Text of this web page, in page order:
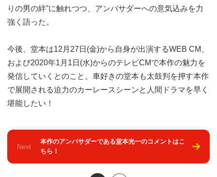
りの男の絆”に触れつつ、アンバサダーへの意気込みを力
強く語った。
今後、堂本は12月27日(金)から自身が出演するWEB CM、
および2020年1月1日(水)からのテレビCMで本作の魅力を
発信していくとのこと。車好きの堂本も太鼓判を押す本作
で展開される迫力のカーレースシーンと人間ドラマを早く
堪能したい！
Next
本作のアンバサダーである堂本光一のコメントはこ
ちら！